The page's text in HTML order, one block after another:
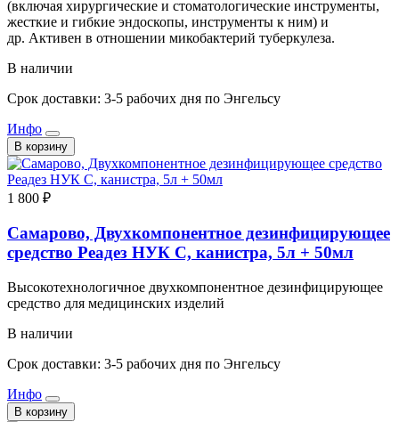
(включая хирургические и стоматологические инструменты,
жесткие и гибкие эндоскопы, инструменты к ним) и
др. Активен в отношении микобактерий туберкулеза.
В наличии
Срок доставки: 3-5 рабочих дня по Энгельсу
Инфо
В корзину
1 800 ₽
Самарово, Двухкомпонентное дезинфицирующее
средство Реадез НУК С, канистра, 5л + 50мл
Высокотехнологичное двухкомпонентное дезинфицирующее
средство для медицинских изделий
В наличии
Срок доставки: 3-5 рабочих дня по Энгельсу
Инфо
В корзину